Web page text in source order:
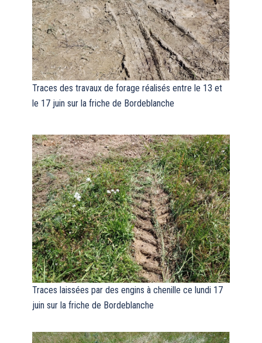
Traces des travaux de forage réalisés entre le 13 et
le 17 juin sur la friche de Bordeblanche
Traces laissées par des engins à chenille ce lundi 17
juin sur la friche de Bordeblanche